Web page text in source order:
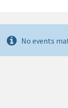
No events